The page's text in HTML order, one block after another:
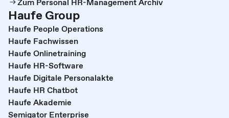
Haufe Group
Haufe People Operations
Haufe Fachwissen
Haufe Onlinetraining
Haufe HR-Software
Haufe Digitale Personalakte
Haufe HR Chatbot
Haufe Akademie
Semigator Enterprise